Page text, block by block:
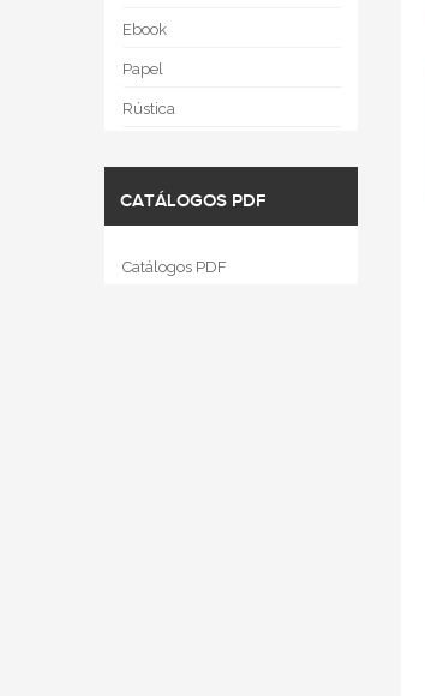
Ebook
Papel
Rústica
CATÁLOGOS PDF
Catálogos PDF